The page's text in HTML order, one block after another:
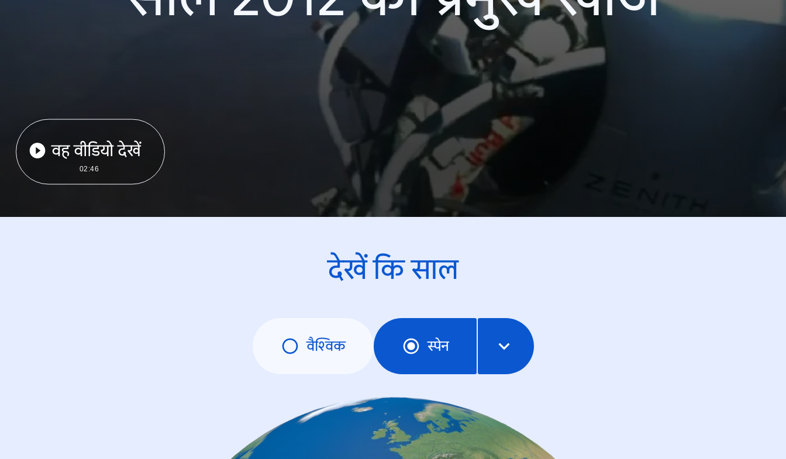
वह वीडियो देखें
02:46
देखें कि साल
वैश्विक स्पेन